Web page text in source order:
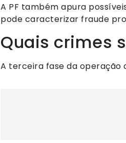
A PF também apura
pode caracterizar fraude
Quais crimes
A terceira fase da operação